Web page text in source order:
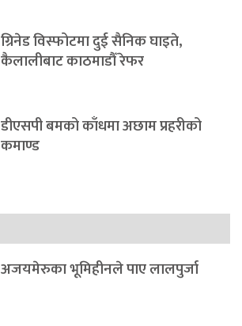
ग्रिनेड विस्फोटमा दुई सैनिक घाइते,
कैलालीबाट काठमाडौँ रेफर
डीएसपी बमको काँधमा अछाम प्रहरीको
कमाण्ड
अजयमेरुका भूमिहीनले पाए लालपुर्जा